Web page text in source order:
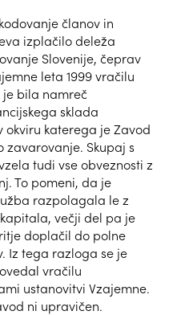
članov in
izplačilo deleža
Slovenije, čeprav
leta 1999 vračilu
je bila namreč
sklada
katerega je Zavod
Skupaj s
tudi vse obveznosti z
To pomeni, da je
razpolagala le z
večji del pa je
doplačil do polne
Iz tega razloga se je
vračilu
ustanovitvi Vzajemne.
ni upravičen.